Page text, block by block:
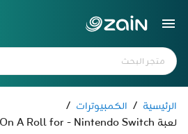
الرئيسية / الكمبيوترات /
لعبة Paw Patrol On A Roll for - Nintendo Switch